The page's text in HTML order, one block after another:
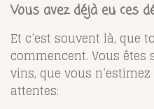
Vous avez déjà eu ces
Et c’est souvent là, que
commencent. Vous êtes
vins, que vous
attentes: